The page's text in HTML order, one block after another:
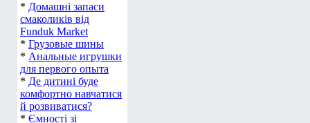
* Домашні запаси
смаколиків від
Funduk Market
* Грузовые шины
* Анальные игрушки
для первого опыта
* Де дитині буде
комфортно навчатися
й розвиватися?
* Ємності зі